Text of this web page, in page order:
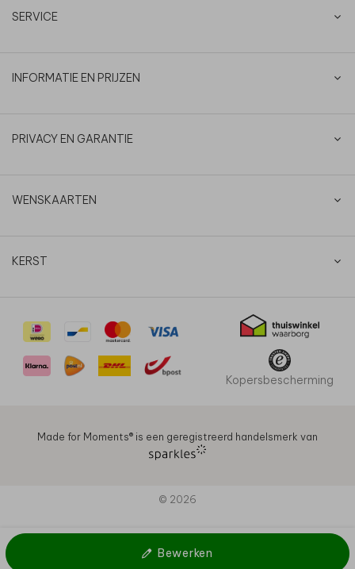
Bewerken
SERVICE
INFORMATIE EN PRIJZEN
PRIVACY EN GARANTIE
WENSKAARTEN
KERST
Kopersbescherming
Made for Moments®️ is een geregistreerd handelsmerk van
© 2026